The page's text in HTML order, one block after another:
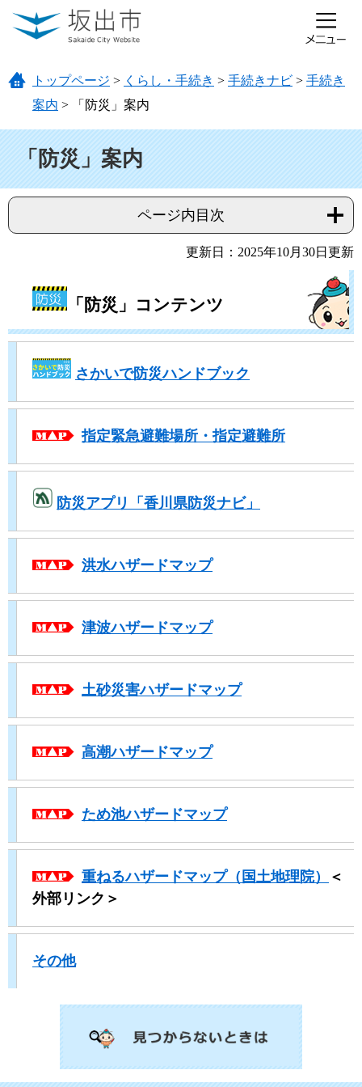
ページの先頭です。
メニューを飛ばして本文へ
トップページ > くらし・手続き > 手続きナビ > 手続き
案内 > 「防災」案内
「防災」案内
ページ内目次
更新日：2025年10月30日更新
「防災」コンテンツ
さかいで防災ハンドブック
​指定緊急避難場所・指定避難所
防災アプリ「香川県防災ナビ」
洪水ハザードマップ
津波ハザードマップ
土砂災害ハザードマップ
高潮ハザードマップ
ため池ハザードマップ
重ねるハザードマップ（国土地理院）
＜
外部リンク＞
その他